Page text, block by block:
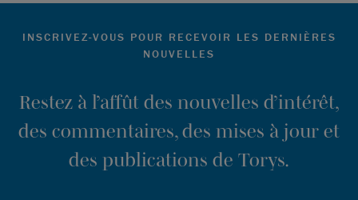
INSCRIVEZ-VOUS POUR RECEVOIR LES DERNIÈRES
NOUVELLES
Restez à l’affût des nouvelles d’intérêt,
des commentaires, des mises à jour et
des publications de Torys.